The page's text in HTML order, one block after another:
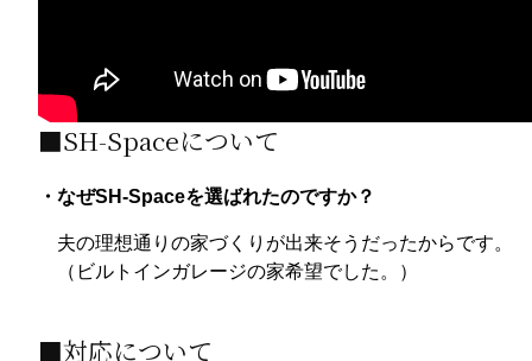
■SH-Spaceについて
・なぜSH-Spaceを選ばれたのですか？
夫の理想通りの家づくりが出来そうだったからです。
（ビルトインガレージの家希望でした。）
■対応について